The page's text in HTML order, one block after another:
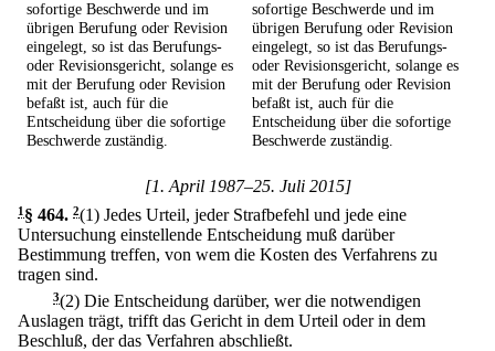
sofortige Beschwerde und im
übrigen Berufung oder Revision
eingelegt, so ist das Berufungs-
oder Revisionsgericht, solange es
mit der Berufung oder Revision
befaßt ist, auch für die
Entscheidung über die sofortige
Beschwerde zuständig.
sofortige Beschwerde und im
übrigen Berufung oder Revision
eingelegt, so ist das Berufungs-
oder Revisionsgericht, solange es
mit der Berufung oder Revision
befaßt ist, auch für die
Entscheidung über die sofortige
Beschwerde zuständig.
[1. April 1987–25. Juli 2015]
1§ 464. 2(1) Jedes Urteil, jeder Strafbefehl und jede eine
Untersuchung einstellende Entscheidung muß darüber
Bestimmung treffen, von wem die Kosten des Verfahrens zu
tragen sind.
3(2) Die Entscheidung darüber, wer die notwendigen
Auslagen trägt, trifft das Gericht in dem Urteil oder in dem
Beschluß, der das Verfahren abschließt.